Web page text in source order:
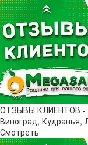
ОТЗЫВЫ КЛИЕНТОВ -
Виноград, Кудранья,
Смотреть